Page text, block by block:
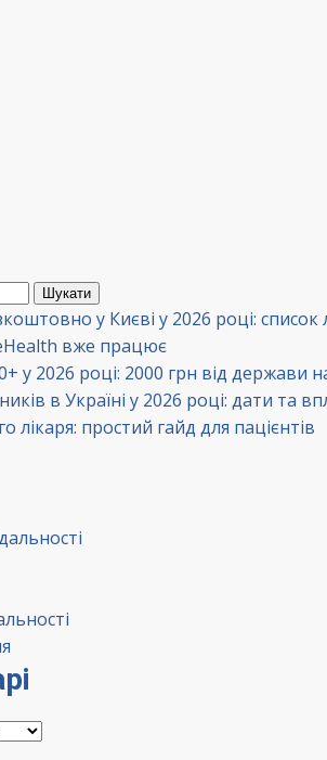
у Києві у 2026 році:
вже працює
у 2026 році: 2000 грн від держави
в Україні у 2026 році: дати та
лікаря: простий гайд для пацієнтів